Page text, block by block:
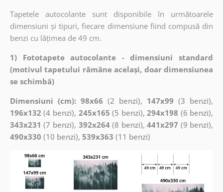
Tapetele autocolante sunt disponibile în următoarele
dimensiuni și tipuri, fiecare dimensiune fiind compusă din
benzi cu lățimea de 49 cm.
1) Fototapete autocolante - dimensiuni standard
(motivul tapetului rămâne același, doar dimensiunea
se schimbă)
Dimensiuni (cm): 98x66 (2 benzi), 147x99 (3 benzi),
196x132 (4 benzi), 245x165 (5 benzi),294x198 (6 benzi),
343x231 (7 benzi), 392x264(8 benzi),441x297 (9 benzi),
490x330 (10 benzi), 539x363 (11 benzi)